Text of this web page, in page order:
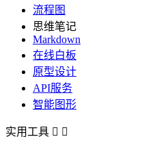
流程图
思维笔记
Markdown
在线白板
原型设计
API服务
智能图形
实用工具  